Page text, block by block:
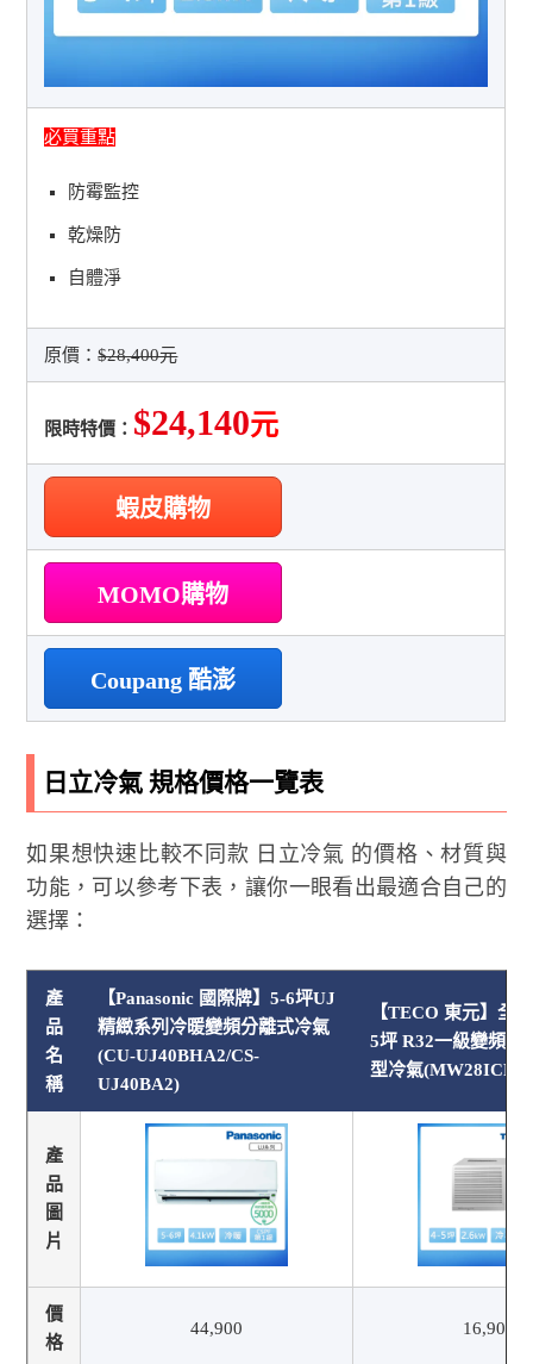
必買重點
防霉監控
乾燥防
自體淨
原價：$28,400元
限時特價： $24,140元
蝦皮購物
MOMO購物
Coupang 酷澎
日立冷氣 規格價格一覽表
如果想快速比較不同款 日立冷氣 的價格、材質與
功能，可以參考下表，讓你一眼看出最適合自己的
選擇：
產
品
名
稱
【Panasonic 國際牌】5-6坪UJ
精緻系列冷暖變頻分離式冷氣
(CU-UJ40BHA2/CS-
UJ40BA2)
【TECO 東元】全
5坪 R32一級變頻冷
型冷氣(MW28ICR2)
產
品
圖
片
價
格
44,900 16,900